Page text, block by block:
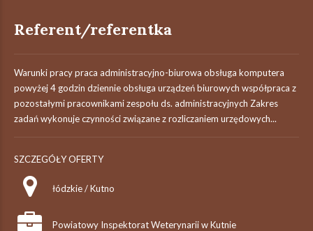
Referent/referentka
Warunki pracy praca administracyjno-biurowa obsługa komputera
powyżej 4 godzin dziennie obsługa urządzeń biurowych współpraca z
pozostałymi pracownikami zespołu ds. administracyjnych Zakres
zadań wykonuje czynności związane z rozliczaniem urzędowych...
SZCZEGÓŁY OFERTY
łódzkie / Kutno
Powiatowy Inspektorat Weterynarii w Kutnie